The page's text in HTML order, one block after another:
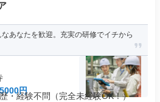
なあなたを歓迎。充実の研修でイチから
円
・経験不問（完全未経験OK！） ・